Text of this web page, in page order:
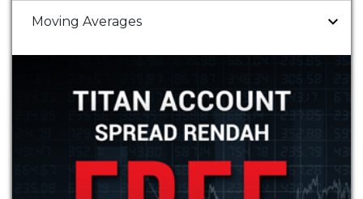
Moving Averages